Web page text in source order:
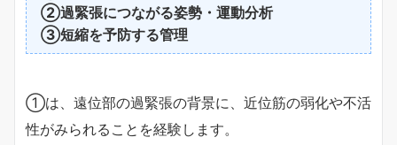
②過緊張につながる姿勢・運動分析
③短縮を予防する管理
①は、遠位部の過緊張の背景に、近位筋の弱化や不活
性がみられることを経験します。